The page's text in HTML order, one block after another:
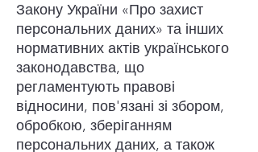
Закону України «Про захист
персональних даних» та інших
нормативних актів українського
законодавства, що
регламентують правові
відносини, пов'язані зі збором,
обробкою, зберіганням
персональних даних, а також